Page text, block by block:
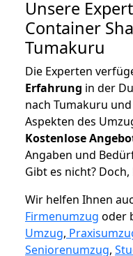
Unsere
Container
Tumakuru
Die Experten
Erfahrung in der
nach Tumakuru
Aspekten des
Kostenlose
Angaben und
Gibt es nicht?
Wir helfen Ihnen
Firmenumzug oder
Umzug,
Seniorenumzug,